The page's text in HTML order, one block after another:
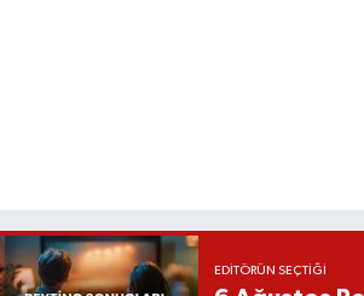
EDITÖRÜN SEÇTIĞI